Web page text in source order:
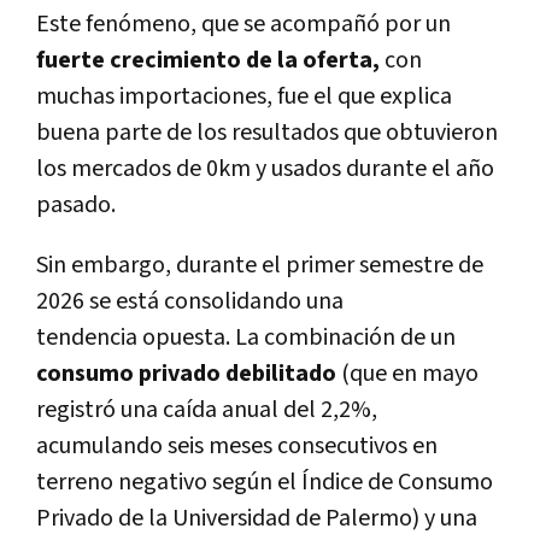
Este fenómeno, que se acompañó por un
fuerte crecimiento de la oferta, con
muchas importaciones, fue el que explica
buena parte de los resultados que obtuvieron
los mercados de 0km y usados durante el año
pasado.
Sin embargo, durante el primer semestre de
2026 se está consolidando una
tendencia opuesta. La combinación de un
consumo privado debilitado (que en mayo
registró una caída anual del 2,2%,
acumulando seis meses consecutivos en
terreno negativo según el Índice de Consumo
Privado de la Universidad de Palermo) y una